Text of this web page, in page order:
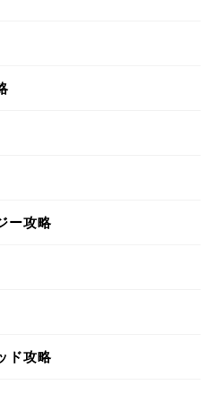
ー攻略
ド攻略